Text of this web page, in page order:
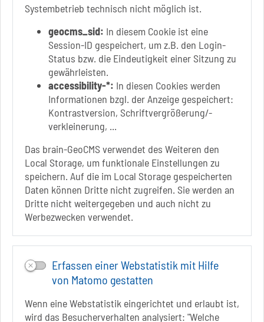
Systembetrieb technisch nicht möglich ist.
geocms_sid: In diesem Cookie ist eine
Session-ID gespeichert, um z.B. den Login-
Status bzw. die Eindeutigkeit einer Sitzung zu
gewährleisten.
accessibility-*: In diesen Cookies werden
Informationen bzgl. der Anzeige gespeichert:
Kontrastversion, Schriftvergrößerung/-
verkleinerung, ...
Das brain-GeoCMS verwendet des Weiteren den
Local Storage, um funktionale Einstellungen zu
speichern. Auf die im Local Storage gespeicherten
Daten können Dritte nicht zugreifen. Sie werden an
Dritte nicht weitergegeben und auch nicht zu
Werbezwecken verwendet.
Erfassen einer Webstatistik mit Hilfe
von Matomo gestatten
Wenn eine Webstatistik eingerichtet und erlaubt ist,
wird das Besucherverhalten analysiert: "Welche
FACEBOOK
INSTAGRAM
Link zur Google-Maps Navigation
SOLEPARK Schönebeck/Bad Salzelmen
Eigenbetrieb der Stadt Schönebeck (Elbe)
Badepark 1
39218 Schönebeck (Elbe)
+49 3928 7055-0
info[at]solepark.de
www.visitschoenebeck.de
Infos zur Barrierefreiheit